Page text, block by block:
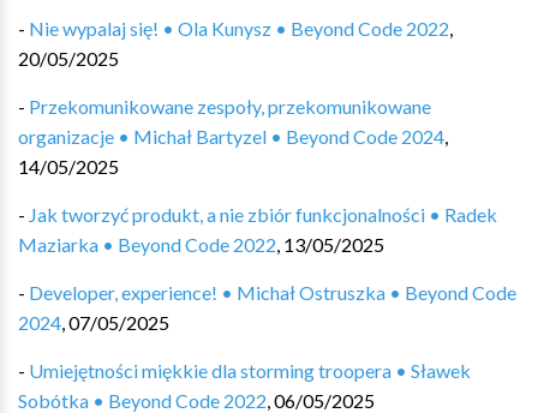
- Nie wypalaj się! • Ola Kunysz • Beyond Code 2022,
20/05/2025
- Przekomunikowane zespoły, przekomunikowane
organizacje • Michał Bartyzel • Beyond Code 2024,
14/05/2025
- Jak tworzyć produkt, a nie zbiór funkcjonalności • Radek
Maziarka • Beyond Code 2022, 13/05/2025
- Developer, experience! • Michał Ostruszka • Beyond Code
2024,07/05/2025
- Umiejętności miękkie dla storming troopera • Sławek
Sobótka • Beyond Code 2022,06/05/2025